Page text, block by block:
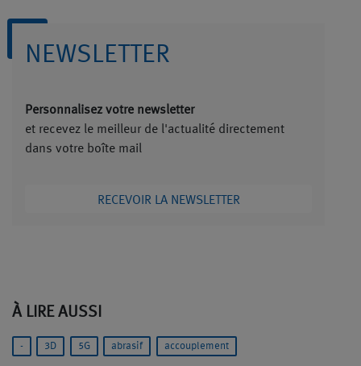
NEWSLETTER
Personnalisez votre newsletter
et recevez le meilleur de l'actualité directement
dans votre boîte mail
RECEVOIR LA NEWSLETTER
À LIRE AUSSI
- 3D 5G abrasif accouplement